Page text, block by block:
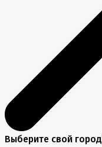
Выберите свой город